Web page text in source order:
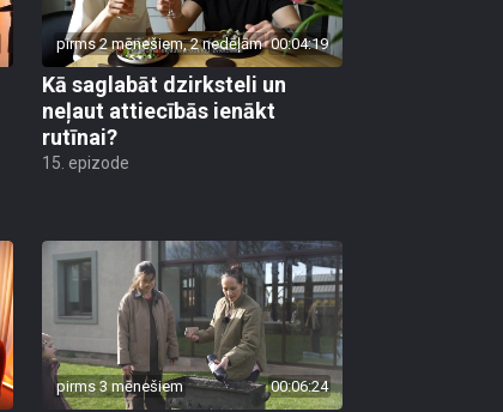
pirms 2 mēnešiem, 2 nedēļām 00:04:19
Kā saglabāt dzirksteli un
neļaut attiecībās ienākt
rutīnai?
15. epizode
pirms 3 mēnešiem 00:06:24